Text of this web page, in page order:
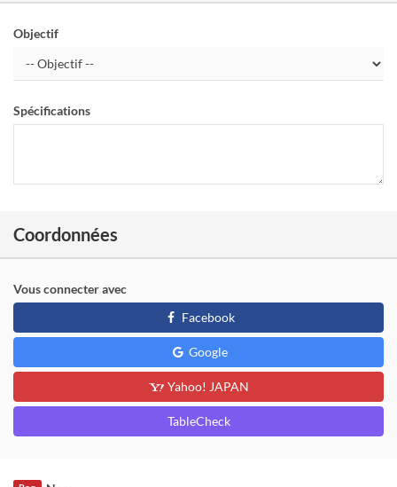
Objectif
Spécifications
Coordonnées
Vous connecter avec
Facebook
Google
Yahoo! JAPAN
TableCheck